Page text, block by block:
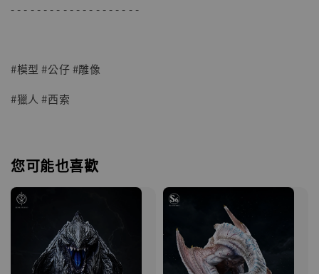
- - - - - - - - - - - - - - - - - - - -
#模型 #公仔 #雕像
#獵人 #西索
您可能也喜歡